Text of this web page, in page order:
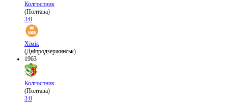
Колгоспник
(Полтава)
3:0
Хімік
(Дніпродзержинськ)
1963
Колгоспник
(Полтава)
3:0